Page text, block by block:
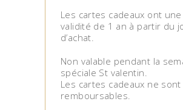
Les cartes cadeaux ont une
validité de 1 an à partir du
d’achat.
Non valable pendant la
spéciale St valentin.
Les cartes cadeaux ne sont
remboursables.